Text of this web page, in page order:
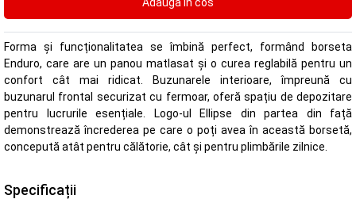
Forma și funcționalitatea se îmbină perfect, formând borseta
Enduro, care are un panou matlasat și o curea reglabilă pentru un
confort cât mai ridicat. Buzunarele interioare, împreună cu
buzunarul frontal securizat cu fermoar, oferă spațiu de depozitare
pentru lucrurile esențiale. Logo-ul Ellipse din partea din față
demonstrează încrederea pe care o poți avea în această borsetă,
concepută atât pentru călătorie, cât și pentru plimbările zilnice.
Specificații